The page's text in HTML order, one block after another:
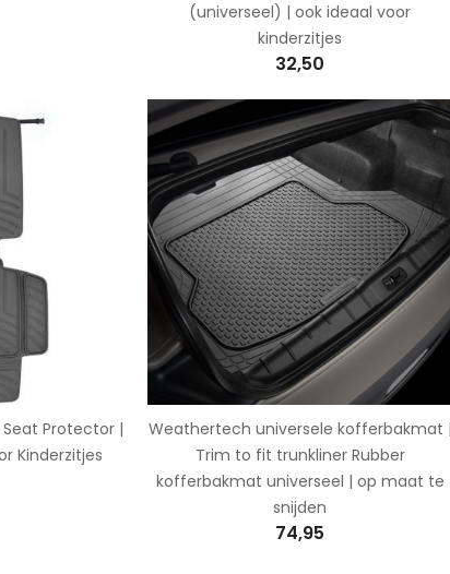
(universeel) | ook ideaal voor
kinderzitjes
32,50
Protector |
Kinderzitjes
Weathertech universele kofferbakmat |
Trim to fit trunkliner Rubber
kofferbakmat universeel | op maat te
snijden
74,95